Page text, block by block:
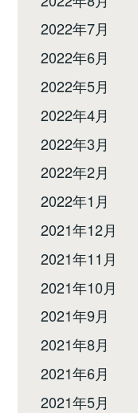
2022年7月
2022年6月
2022年5月
2022年4月
2022年3月
2022年2月
2022年1月
2021年12月
2021年11月
2021年10月
2021年9月
2021年8月
2021年6月
2021年5月